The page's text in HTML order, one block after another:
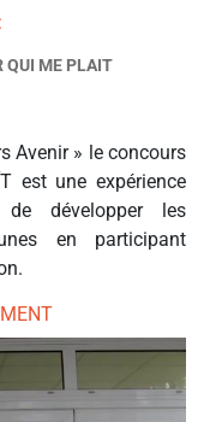
QUI ME PLAIT
Avenir » le concours
est une expérience
développer les
en participant